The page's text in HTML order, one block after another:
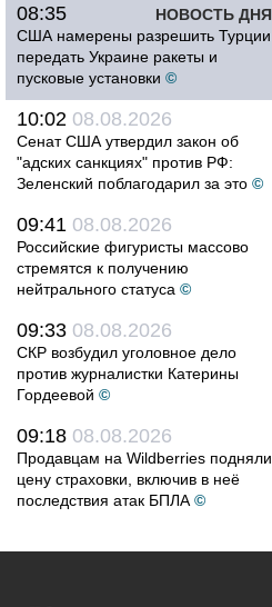
НОВОСТЬ ДНЯ
08:35
США намерены разрешить Турции
передать Украине ракеты и
пусковые установки ©
10:02 08.08.2026
Сенат США утвердил закон об
"адских санкциях" против РФ:
Зеленский поблагодарил за это ©
09:41 08.08.2026
Российские фигуристы массово
стремятся к получению
нейтрального статуса ©
09:33 08.08.2026
СКР возбудил уголовное дело
против журналистки Катерины
Гордеевой ©
09:18 08.08.2026
Продавцам на Wildberries подняли
цену страховки, включив в неё
последствия атак БПЛА ©